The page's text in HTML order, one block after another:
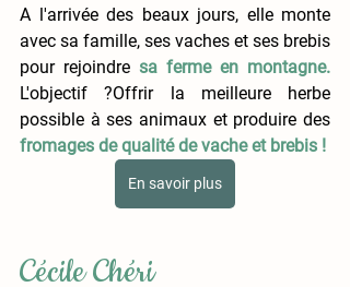
A l'arrivée des beaux jours, elle monte
avec sa famille, ses vaches et ses brebis
pour rejoindre sa ferme en montagne.
L'objectif ?Offrir la meilleure herbe
fromages de qualité de vache et brebis !
En savoir plus
Cécile Chéri